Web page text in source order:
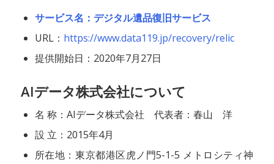
サービス名：デジタル遺品復旧サービス
URL： https://www.data119.jp/recovery/relic
提供開始日：2020年7月27日
AIデータ株式会社について
名 称：AIデータ株式会社 代表者：春山 洋
設 立：2015年4月
所在地：東京都港区虎ノ門5-1-5 メトロシティ神